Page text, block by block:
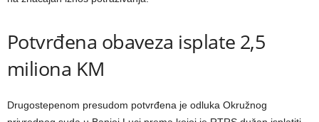
Potvrđena obaveza isplate 2,5
miliona KM
Drugostepenom presudom potvrđena je odluka Okružnog